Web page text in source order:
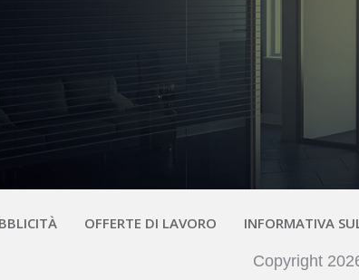
OFFERTE DI LAVORO INFORMATIVA
Copyright